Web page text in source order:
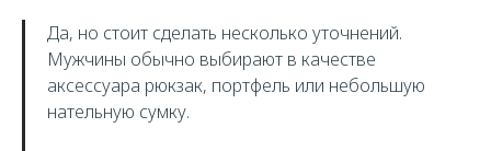
Да, но стоит сделать несколько уточнений.
Мужчины обычно выбирают в качестве
аксессуара рюкзак, портфель или небольшую
нательную сумку.